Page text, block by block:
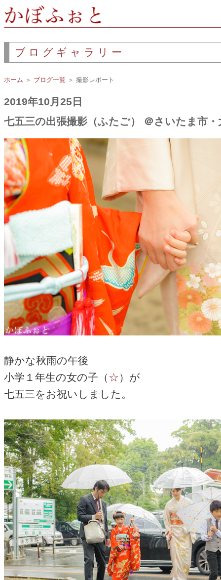
ブログギャラリー
ホーム ＞ ブログ一覧 ＞ 撮影レポート
2019年10月25日
七五三の出張撮影（ふたご） ＠さいたま市・
静かな秋雨の午後
小学１年生の女の子（☆）が
七五三をお祝いしました。